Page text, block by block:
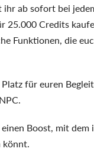
ihr ab sofort bei
25.000 Credits
Funktionen, die
für euren
Boost, mit dem
könnt.